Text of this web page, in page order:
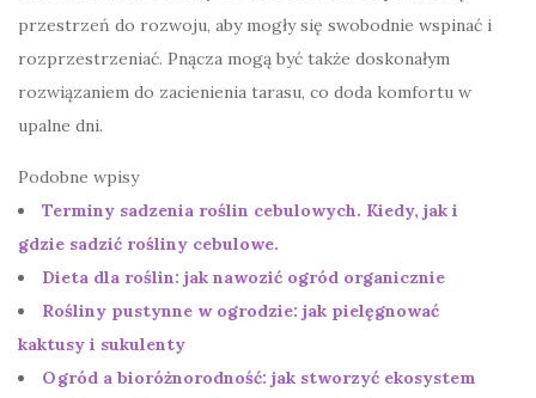
przestrzeń do rozwoju, aby mogły się swobodnie wspinać i
rozprzestrzeniać. Pnącza mogą być także doskonałym
rozwiązaniem do zacienienia tarasu, co doda komfortu w
upalne dni.
Podobne wpisy
Terminy sadzenia roślin cebulowych. Kiedy, jak i
gdzie sadzić rośliny cebulowe.
Dieta dla roślin: jak nawozić ogród organicznie
Rośliny pustynne w ogrodzie: jak pielęgnować
kaktusy i sukulenty
Ogród a bioróżnorodność: jak stworzyć ekosystem